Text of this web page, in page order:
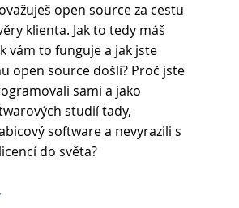
open source za cestu
klienta. Jak to tedy máš
vám to funguje a jak jste
open source došli? Proč jste
sami a jako
studií tady,
software a nevyrazili s
do světa?